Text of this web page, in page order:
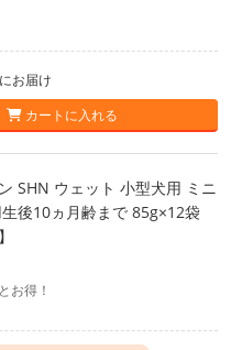
にお届け
カートに入れる
SHN ウェット 小型犬用 ミニ
後10ヵ月齢まで 85g×12袋
お得！